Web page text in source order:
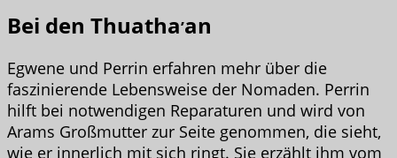
Bei den Thuatha’an
Egwene und Perrin erfahren mehr über die
faszinierende Lebensweise der Nomaden. Perrin
hilft bei notwendigen Reparaturen und wird von
Arams Großmutter zur Seite genommen, die sieht,
wie er innerlich mit sich ringt. Sie erzählt ihm vom